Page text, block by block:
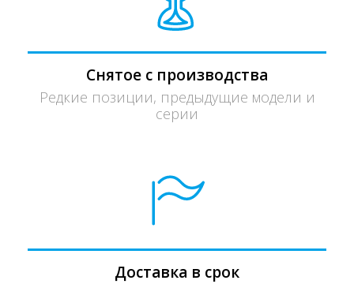
Снятое с производства
Редкие позиции, предыдущие модели и
серии
Доставка в срок